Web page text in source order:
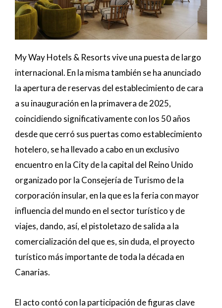
My Way Hotels & Resorts vive una puesta de largo
internacional. En la misma también se ha anunciado
la apertura de reservas del establecimiento de cara
a su inauguración en la primavera de 2025,
coincidiendo significativamente con los 50 años
desde que cerró sus puertas como establecimiento
hotelero, se ha llevado a cabo en un exclusivo
encuentro en la City de la capital del Reino Unido
organizado por la Consejería de Turismo de la
corporación insular, en la que es la feria con mayor
influencia del mundo en el sector turístico y de
viajes, dando, así, el pistoletazo de salida a la
comercialización del que es, sin duda, el proyecto
turístico más importante de toda la década en
Canarias.
El acto contó con la participación de figuras clave